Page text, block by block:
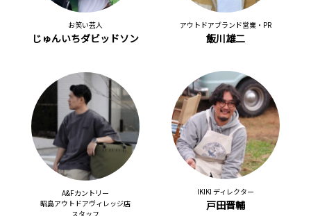
お笑い芸人
じゅんいちダビッドソン
アウトドアブランド営業・PR
飯川雄二
A&Fカントリー
昭島アウトドアヴィレッジ店
スタッフ
IKIKI ディレクター
戸田晋輔